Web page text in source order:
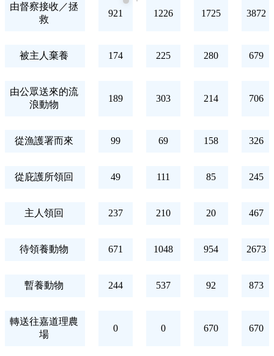
由督察接收／拯
救
921 1226 1725 3872
被主人棄養 174 225 280 679
由公眾送來的流
浪動物
189 303 214 706
從漁護署而來 99 69 158 326
從庇護所領回 49 111 85 245
主人領回 237 210 20 467
待領養動物 671 1048 954 2673
暫養動物 244 537 92 873
轉送往嘉道理農
場
0 0 670 670